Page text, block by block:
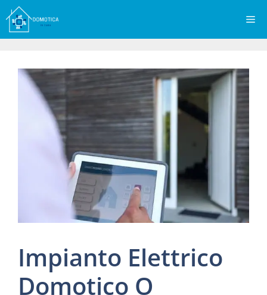
Vai
al
contenuto
Impianto Elettrico
Domotico O